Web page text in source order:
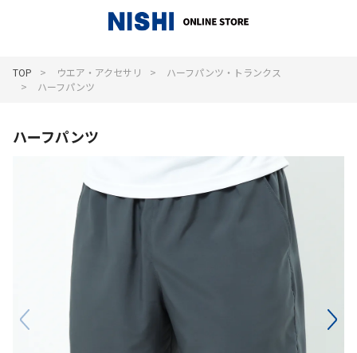
TOP ウエア・アクセサリ
ハーフパンツ・トランクス
ハーフパンツ
ハーフパンツ